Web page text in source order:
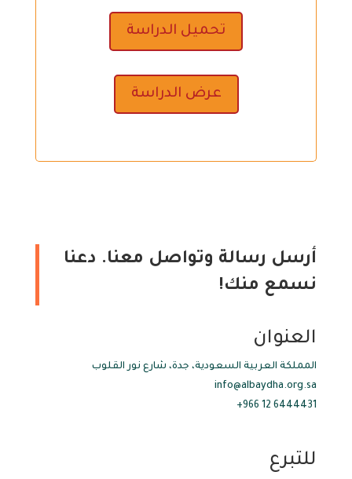
تحميل الدراسة
عرض الدراسة
أرسل رسالة وتواصل معنا. دعنا
نسمع منك!
العنوان
المملكة العربية السعودية، جدة، شارع نور القلوب
info@albaydha.org.sa
6444431 12 966+
للتبرع